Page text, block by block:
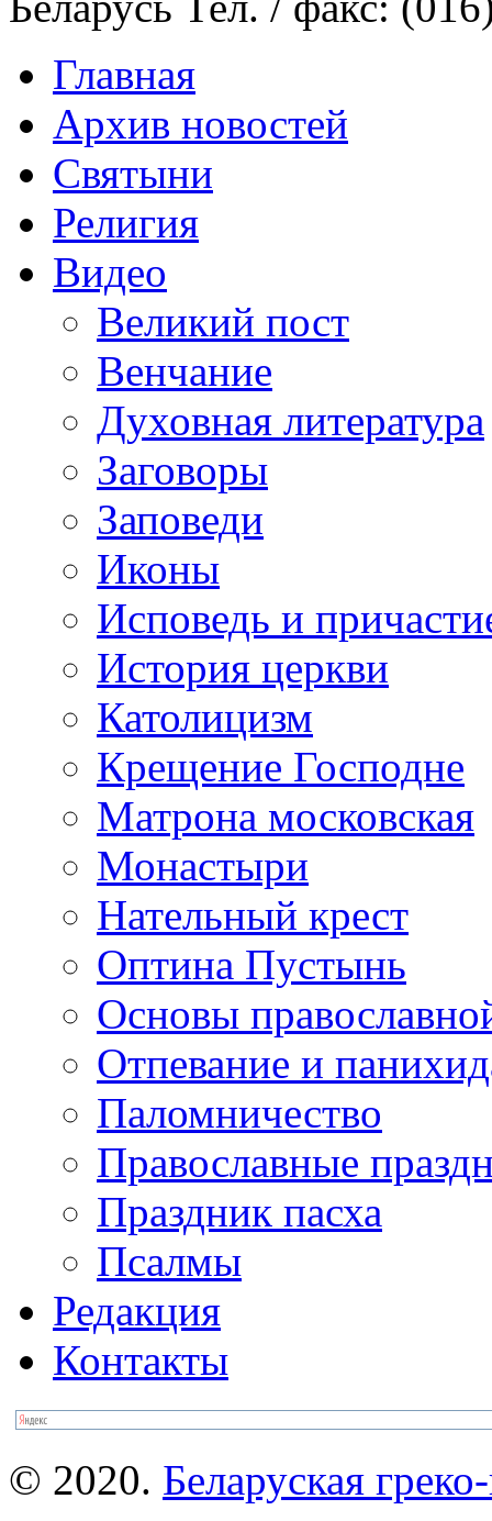
Главная
Архив новостей
Святыни
Религия
Видео
Великий пост
Венчание
Духовная литература
Заговоры
Заповеди
Иконы
Исповедь и
История церкви
Католицизм
Крещение Господне
Матрона московская
Монастыри
Нательный крест
Оптина Пустынь
Основы
Отпевание и
Паломничество
Православные
Праздник пасха
Псалмы
Редакция
Контакты
© 2020. Беларуская